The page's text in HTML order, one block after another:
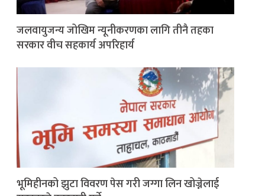
जलवायुजन्य जोखिम न्यूनीकरणका लागि तीनै तहका
सरकार वीच सहकार्य अपरिहार्य
भूमिहीनको झुटा विवरण पेस गरी जग्गा लिन खोज्नेलाई